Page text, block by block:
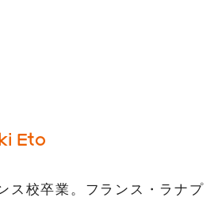
Eto
ス校卒業。フランス・ラナプ